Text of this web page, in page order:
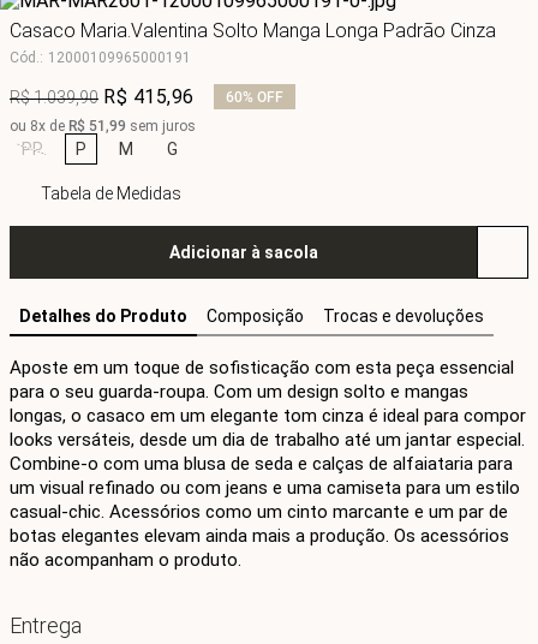
Casaco Maria.Valentina Solto Manga Longa Padrão Cinza
Cód.: 12000109965000191
R$1.039,90 R$ 415,96 60% OFF
ou 8x de R$ 51 ,99 sem juros
PP P M G
Tabela de Medidas
Adicionar à sacola
Detalhes do Produto Composição Trocas e devoluções
Aposte em um toque de sofisticação com esta peça essencial
para o seu guarda-roupa. Com um design solto e mangas
longas, o casaco em um elegante tom cinza é ideal para compor
looks versáteis, desde um dia de trabalho até um jantar especial.
Combine-o com uma blusa de seda e calças de alfaiataria para
um visual refinado ou com jeans e uma camiseta para um estilo
casual-chic. Acessórios como um cinto marcante e um par de
botas elegantes elevam ainda mais a produção. Os acessórios
não acompanham o produto.
Entrega